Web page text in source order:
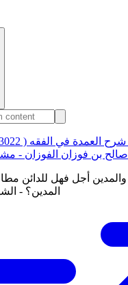
صالح بن فوزان الفوزان -
المدين؟ -